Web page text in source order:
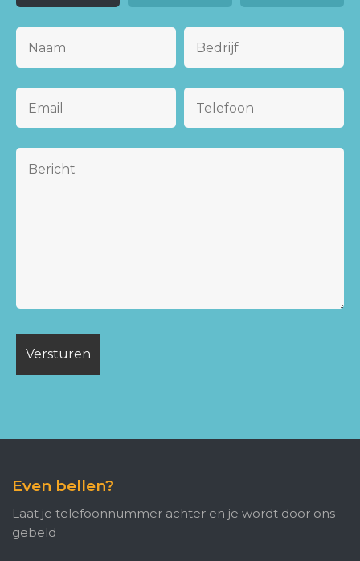
Even bellen?
Laat je telefoonnummer achter en je wordt door ons
gebeld